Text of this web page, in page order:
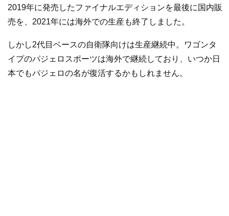
2019年に発売したファイナルエディションを最後に国内販
売を、2021年には海外での生産も終了しました。
しかし2代目ベースの自衛隊向けは生産継続中。ワゴンタ
イプのパジェロスポーツは海外で継続しており、いつか日
本でもパジェロの名が復活するかもしれません。